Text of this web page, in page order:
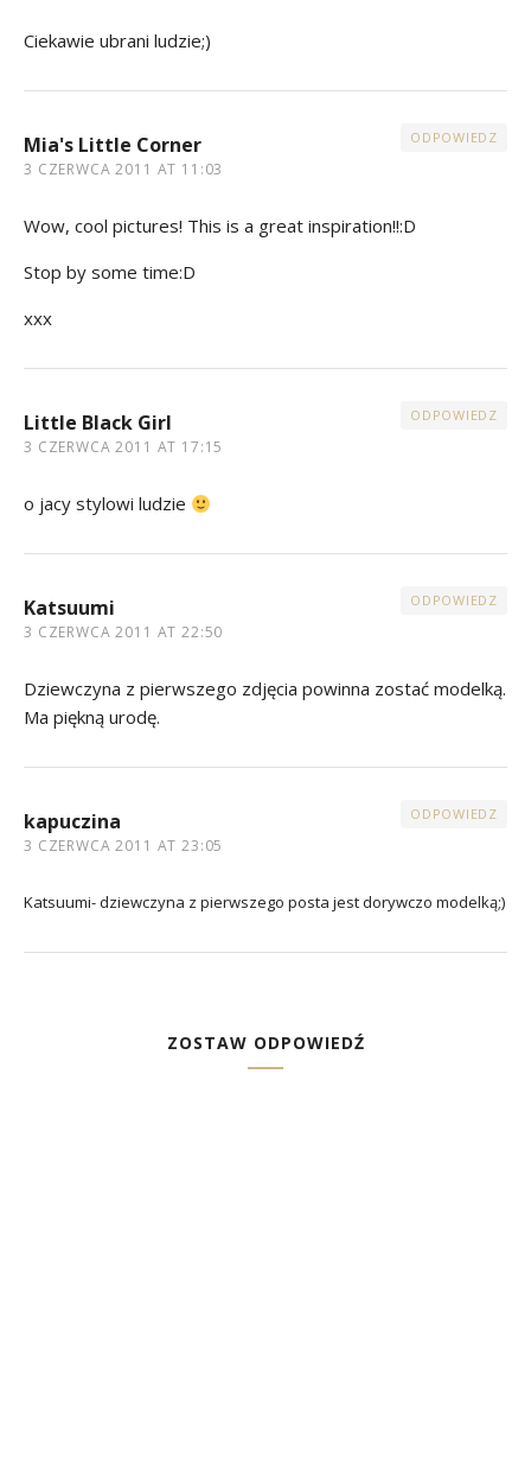
Ciekawie ubrani ludzie;)
Mia's Little Corner
3 CZERWCA 2011 AT 11:03
ODPOWIEDZ
Wow, cool pictures! This is a great inspiration!!:D
Stop by some time:D
xxx
Little Black Girl
3 CZERWCA 2011 AT 17:15
ODPOWIEDZ
o jacy stylowi ludzie
Katsuumi
3 CZERWCA 2011 AT 22:50
ODPOWIEDZ
Dziewczyna z pierwszego zdjęcia powinna zostać modelką.
Ma piękną urodę.
kapuczina
3 CZERWCA 2011 AT 23:05
ODPOWIEDZ
Katsuumi- dziewczyna z pierwszego posta jest dorywczo modelką;)
ZOSTAW ODPOWIEDŹ